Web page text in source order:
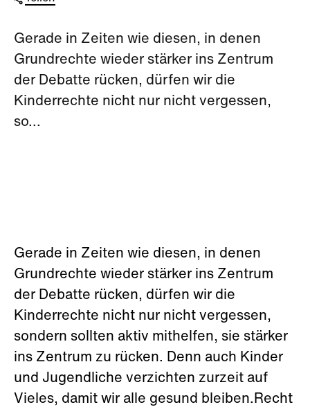
Gerade in Zeiten wie diesen, in denen
Grundrechte wieder stärker ins Zentrum
der Debatte rücken, dürfen wir die
Kinderrechte nicht nur nicht vergessen,
so...
Gerade in Zeiten wie diesen, in denen
Grundrechte wieder stärker ins Zentrum
der Debatte rücken, dürfen wir die
Kinderrechte nicht nur nicht vergessen,
sondern sollten aktiv mithelfen, sie stärker
ins Zentrum zu rücken. Denn auch Kinder
und Jugendliche verzichten zurzeit auf
Vieles, damit wir alle gesund bleiben.Recht